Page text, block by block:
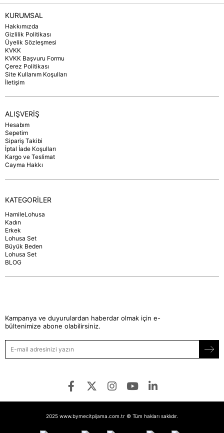
KURUMSAL
Hakkımızda
Gizlilik Politikası
Üyelik Sözleşmesi
KVKK
KVKK Başvuru Formu
Çerez Politikası
Site Kullanım Koşulları
İletişim
ALIŞVERİŞ
Hesabım
Sepetim
Sipariş Takibi
İptal İade Koşulları
Kargo ve Teslimat
Cayma Hakkı
KATEGORİLER
HamileLohusa
Kadın
Erkek
Lohusa Set
Büyük Beden
Lohusa Set
BLOG
Kampanya ve duyurulardan haberdar olmak için e-
bültenimize abone olabilirsiniz.
2025 www.bymecitpijama.com.tr © Tüm hakları saklıdır.